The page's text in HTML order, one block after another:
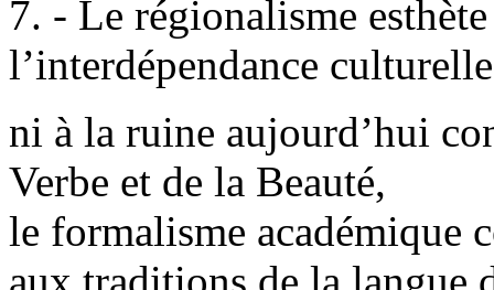
7. - Le régionalisme
l’interdépendance
ni à la ruine aujourd’hui
Verbe et de la Beauté,
le formalisme académique